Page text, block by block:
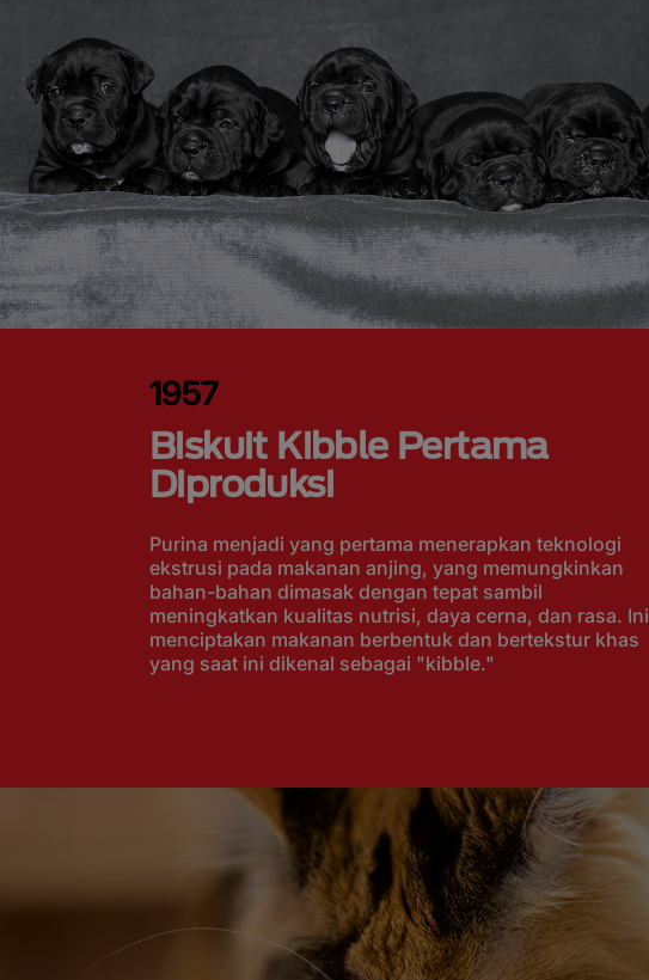
1957
Biskuit Kibble Pertama
Diproduksi
Purina menjadi yang pertama menerapkan teknologi
ekstrusi pada makanan anjing, yang memungkinkan
bahan-bahan dimasak dengan tepat sambil
meningkatkan kualitas nutrisi, daya cerna, dan rasa. Ini
menciptakan makanan berbentuk dan bertekstur khas
yang saat ini dikenal sebagai "kibble."